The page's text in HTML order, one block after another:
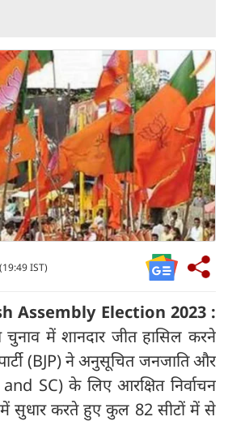
IST)
Assembly Election 2023 :
चुनाव में शानदार जीत हासिल करने
(BJP) ने अनुसूचित जनजाति और
SC) के लिए आरक्षित निर्वाचन
में सुधार करते हुए कुल 82 सीटों में से